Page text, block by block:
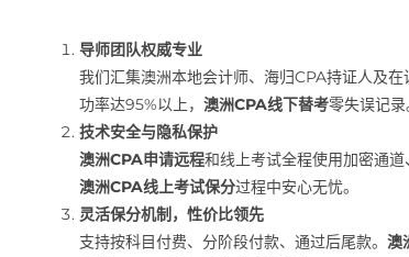
导师团队权威专业
我们汇集澳洲本地会计师、海归CPA持证人及
功率达95%以上， 澳洲CPA线下替考零失误记录
技术安全与隐私保护
澳洲CPA申请远程和线上考试全程使用加密通
澳洲CPA线上考试保分过程中安心无忧。
灵活保分机制，性价比领先
支持按科目付费、分阶段付款、通过后尾款。 澳